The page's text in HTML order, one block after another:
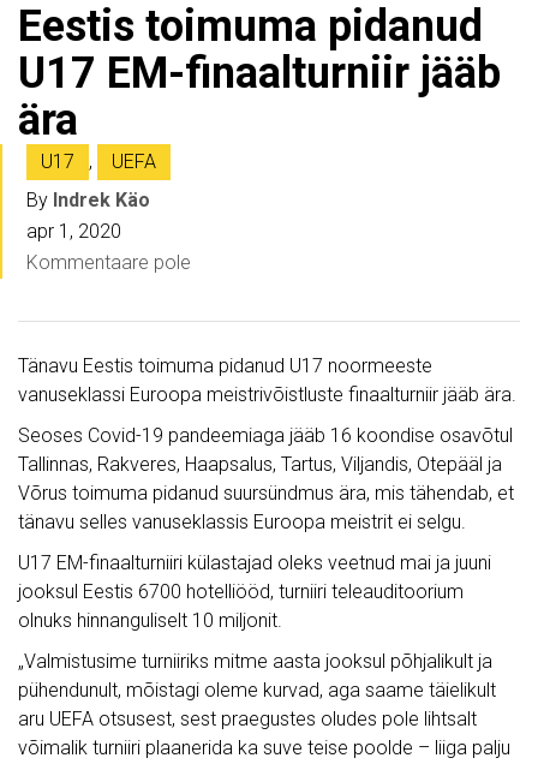
Eestis toimuma pidanud
U17 EM-finaalturniir jääb
ära
U17 ,
UEFA
By Indrek Käo
apr 1, 2020
Kommentaare pole
Tänavu Eestis toimuma pidanud U17 noormeeste
vanuseklassi Euroopa meistrivõistluste finaalturniir jääb ära.
Seoses Covid-19 pandeemiaga jääb 16 koondise osavõtul
Tallinnas, Rakveres, Haapsalus, Tartus, Viljandis, Otepääl ja
Võrus toimuma pidanud suursündmus ära, mis tähendab, et
tänavu selles vanuseklassis Euroopa meistrit ei selgu.
U17 EM-finaalturniiri külastajad oleks veetnud mai ja juuni
jooksul Eestis 6700 hotelliööd, turniiri teleauditoorium
olnuks hinnanguliselt 10 miljonit.
„Valmistusime turniiriks mitme aasta jooksul põhjalikult ja
pühendunult, mõistagi oleme kurvad, aga saame täielikult
aru UEFA otsusest, sest praegustes oludes pole lihtsalt
võimalik turniiri plaanerida ka suve teise poolde – liiga palju